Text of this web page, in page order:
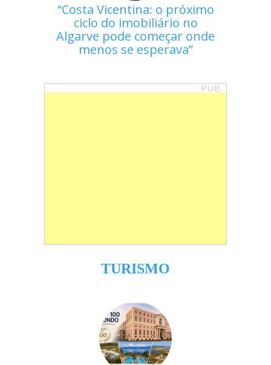
Costa Vicentina: o próximo
ciclo do imobiliário no
Algarve pode começar onde
menos se esperava
PUB
TURISMO